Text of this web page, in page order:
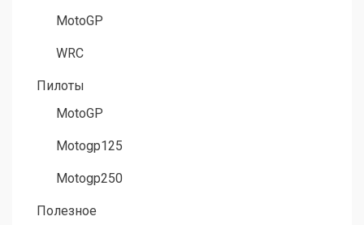
MotoGP
WRC
Пилоты
MotoGP
Motogp125
Motogp250
Полезное